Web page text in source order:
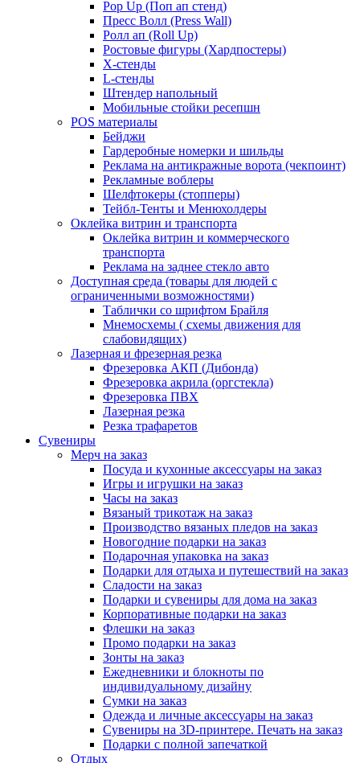
Pop Up (Поп ап стенд)
Пресс Волл (Press Wall)
Ролл ап (Roll Up)
Ростовые фигуры (Хардпостеры)
X-стенды
L-стенды
Штендер напольный
Мобильные стойки ресепшн
POS материалы
Бейджи
Гардеробные номерки и шильды
Реклама на антикражные ворота (чекпоинт)
Рекламные воблеры
Шелфтокеры (стопперы)
Тейбл-Тенты и Менюхолдеры
Оклейка витрин и транспорта
Оклейка витрин и коммерческого
транспорта
Реклама на заднее стекло авто
Доступная среда (товары для людей с
ограниченными возможностями)
Таблички со шрифтом Брайля
Мнемосхемы ( схемы движения для
слабовидящих)
Лазерная и фрезерная резка
Фрезеровка АКП (Дибонда)
Фрезеровка акрила (оргстекла)
Фрезеровка ПВХ
Лазерная резка
Резка трафаретов
Сувениры
Мерч на заказ
Посуда и кухонные аксессуары на заказ
Игры и игрушки на заказ
Часы на заказ
Вязаный трикотаж на заказ
Производство вязаных пледов на заказ
Новогодние подарки на заказ
Подарочная упаковка на заказ
Подарки для отдыха и путешествий на заказ
Сладости на заказ
Подарки и сувениры для дома на заказ
Корпоративные подарки на заказ
Флешки на заказ
Промо подарки на заказ
Зонты на заказ
Ежедневники и блокноты по
индивидуальному дизайну
Сумки на заказ
Одежда и личные аксессуары на заказ
Сувениры на 3D-принтере. Печать на заказ
Подарки с полной запечаткой
Отдых